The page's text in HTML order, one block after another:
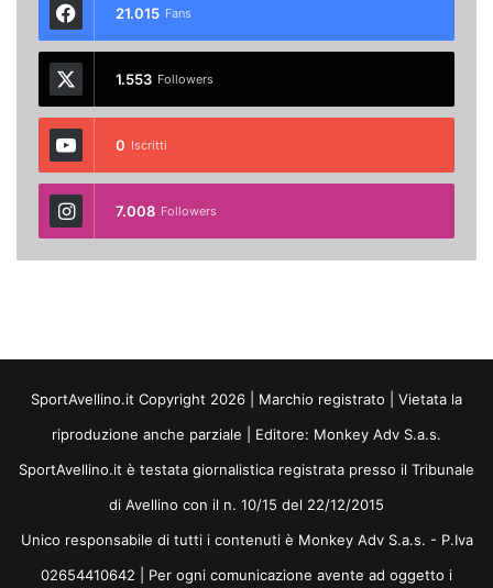
21.015 Fans
1.553 Followers
0 Iscritti
7.008 Followers
SportAvellino.it Copyright 2026 | Marchio registrato | Vietata la
riproduzione anche parziale | Editore: Monkey Adv S.a.s.
SportAvellino.it è testata giornalistica registrata presso il Tribunale
di Avellino con il n. 10/15 del 22/12/2015
Unico responsabile di tutti i contenuti è Monkey Adv S.a.s. - P.Iva
02654410642 | Per ogni comunicazione avente ad oggetto i